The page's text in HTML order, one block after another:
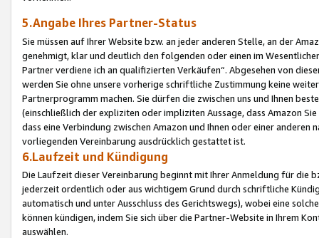
5.Angabe Ihres Partner-Status
Sie müssen auf Ihrer Website bzw. an jeder anderen Stelle, an der
genehmigt, klar und deutlich den folgenden oder einen im
Partner verdiene ich an qualifizierten Verkäufen“. Abgesehen von
werden Sie ohne unsere vorherige schriftliche Zustimmung keine
Partnerprogramm machen. Sie dürfen die zwischen uns und Ihnen
(einschließlich der expliziten oder impliziten Aussage, dass Amazon
dass eine Verbindung zwischen Amazon und Ihnen oder einer
vorliegenden Vereinbarung ausdrücklich gestattet ist.
6.Laufzeit und Kündigung
Die Laufzeit dieser Vereinbarung beginnt mit Ihrer Anmeldung für die
jederzeit ordentlich oder aus wichtigem Grund durch schriftliche
automatisch und unter Ausschluss des Gerichtswegs), wobei eine
können kündigen, indem Sie sich über die Partner-Website in Ihrem
auswählen.